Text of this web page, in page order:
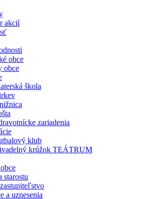
akcií
obce
obce
škola
zariadenia
klub
krúžok TEÁTRUM
starostu
a uznesenia